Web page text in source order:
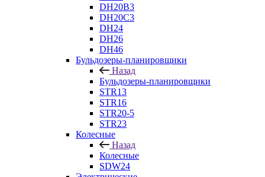
DH20B3
DH20C3
DH24
DH26
DH46
Бульдозеры-планировщики
Назад
Бульдозеры-планировщики
STR13
STR16
STR20-5
STR23
Колесные
Назад
Колесные
SDW24